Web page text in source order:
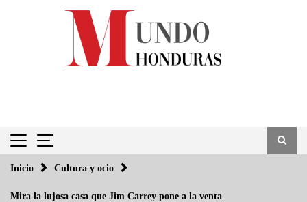
Inicio Cultura y ocio
Mira la lujosa casa que Jim Carrey pone a la venta